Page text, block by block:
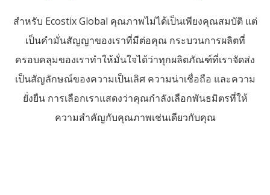
สำหรับ Ecostix Global คุณภาพไม่ได้เป็นเพียงคุณสมบัติ แต่
เป็นคำมั่นสัญญาของเราที่มีต่อคุณ กระบวนการผลิตที่
ครอบคลุมของเราทำให้มั่นใจได้ว่าทุกผลิตภัณฑ์ที่เราจัดส่ง
เป็นสัญลักษณ์ของความเป็นเลิศ ความน่าเชื่อถือ และความ
ยั่งยืน การเลือกเราแสดงว่าคุณกำลังเลือกพันธมิตรที่ให้
ความสำคัญกับคุณภาพเช่นเดียวกับคุณ